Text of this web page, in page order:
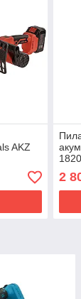
AKZ
2